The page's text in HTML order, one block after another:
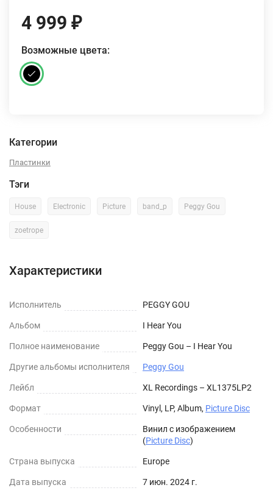
4 999 ₽
Возможные цвета:
Категории
Пластинки
Тэги
House Electronic Picture band_p Peggy Gou
zoetrope
Характеристики
Исполнитель PEGGY GOU
Альбом I Hear You
Полное наименование Peggy Gou – I Hear You
Другие альбомы исполнителя Peggy Gou
Лейбл XL Recordings – XL1375LP2
Формат Vinyl, LP, Album, Picture Disc
Особенности
Винил с изображением
(Picture Disc)
Страна выпуска Europe
Дата выпуска 7 июн. 2024 г.